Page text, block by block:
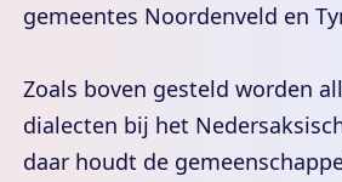
gemeentes Noordenveld en
Zoals boven gesteld worden
dialecten bij het
daar houdt de